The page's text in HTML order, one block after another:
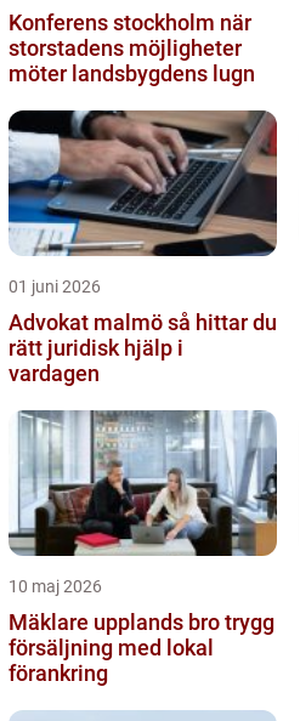
Konferens stockholm när
storstadens möjligheter
möter landsbygdens lugn
01 juni 2026
Advokat malmö så hittar du
rätt juridisk hjälp i
vardagen
10 maj 2026
Mäklare upplands bro trygg
försäljning med lokal
förankring